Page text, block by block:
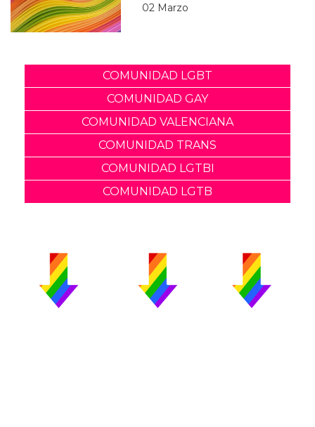
02 Marzo
COMUNIDAD LGBT
COMUNIDAD GAY
COMUNIDAD VALENCIANA
COMUNIDAD TRANS
COMUNIDAD LGTBI
COMUNIDAD LGTB